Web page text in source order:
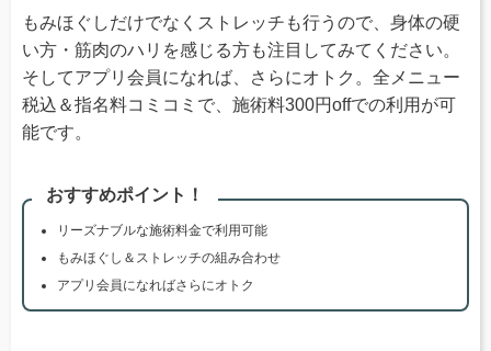
もみほぐしだけでなくストレッチも行うので、身体の硬
い方・筋肉のハリを感じる方も注目してみてください。
そしてアプリ会員になれば、さらにオトク。全メニュー
税込＆指名料コミコミで、施術料300円offでの利用が可
能です。
おすすめポイント！
リーズナブルな施術料金で利用可能
もみほぐし＆ストレッチの組み合わせ
アプリ会員になればさらにオトク